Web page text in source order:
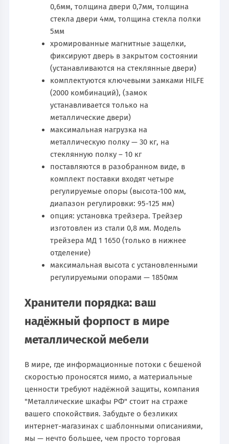
0,6мм, толщина двери 0,7мм, толщина
стекла двери 4мм, толщина стекла полки
5мм
хромированные магнитные защелки,
фиксируют дверь в закрытом состоянии
(устанавливаются на стеклянные двери)
комплектуются ключевыми замками HILFE
(2000 комбинаций), (замок
устанавливается только на
металлические двери)
максимальная нагрузка на
металлическую полку — 30 кг, на
стеклянную полку – 10 кг
поставляются в разобранном виде, в
комплект поставки входят четыре
регулируемые опоры (высота-100 мм,
диапазон регулировки: 95-125 мм)
опция: установка трейзера. Трейзер
изготовлен из стали 0,8 мм. Модель
трейзера МД 1 1650 (только в нижнее
отделение)
максимальная высота с установленными
регулируемыми опорами — 1850мм
Хранители порядка: ваш
надёжный форпост в мире
металлической мебели
В мире, где информационные потоки с бешеной
скоростью проносятся мимо, а материальные
ценности требуют надёжной защиты, компания
"Металлические шкафы РФ" стоит на страже
вашего спокойствия. Забудьте о безликих
интернет-магазинах с шаблонными описаниями,
мы — нечто большее, чем просто торговая